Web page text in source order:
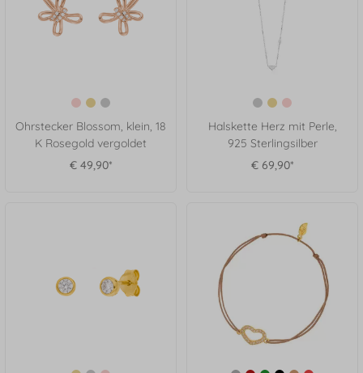
Ohrstecker Blossom, klein, 18
K Rosegold vergoldet
€ 49,90*
Halskette Herz mit Perle,
925 Sterlingsilber
€ 69,90*